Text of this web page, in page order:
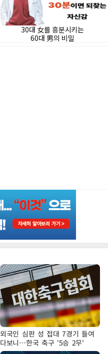
외국인 심판 성 접대 7경기 들여
다보니…한국 축구 '5승 2무'